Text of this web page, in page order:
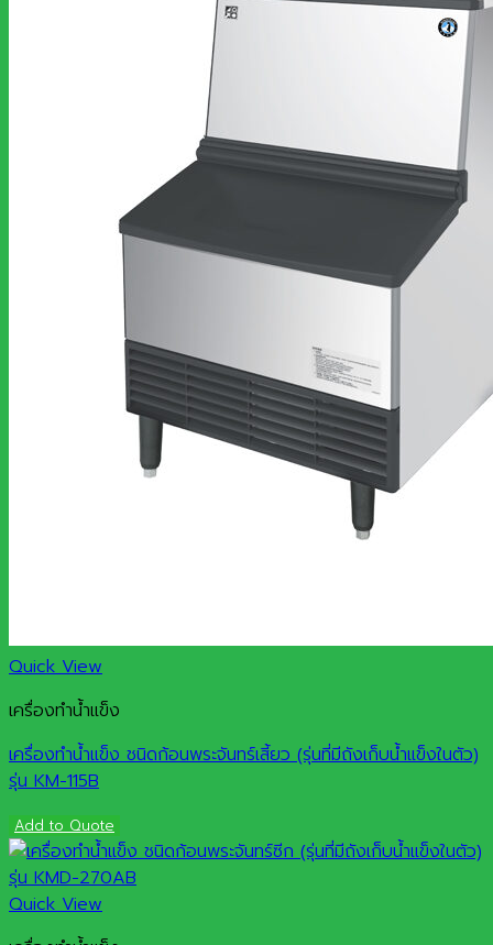
Quick View
เครื่องทำน้ำแข็ง
เครื่องทำน้ำแข็ง ชนิดก้อนพระจันทร์เสี้ยว (รุ่นที่มีถังเก็บน้ำแข็งในตัว)
รุ่น KM-115B
Add to Quote
Quick View